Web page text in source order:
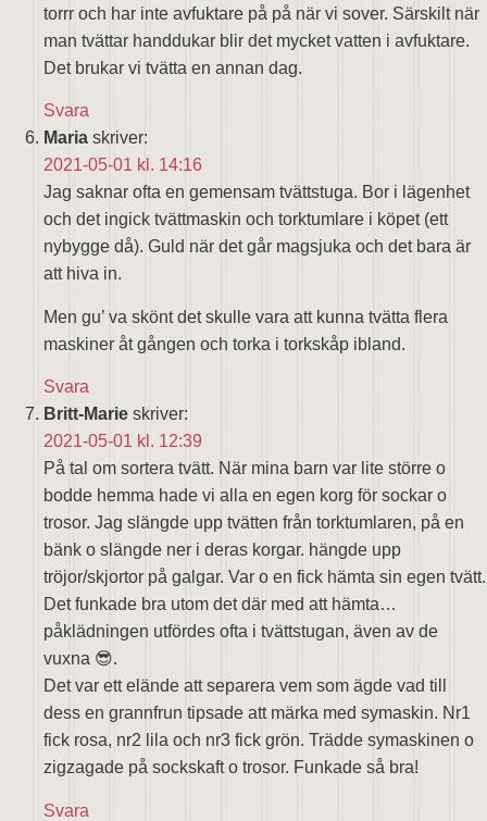
torrr och har inte avfuktare på på när vi sover. Särskilt när
man tvättar handdukar blir det mycket vatten i avfuktare.
Det brukar vi tvätta en annan dag.
Svara
Maria skriver:
2021-05-01 kl. 14:16
Jag saknar ofta en gemensam tvättstuga. Bor i lägenhet
och det ingick tvättmaskin och torktumlare i köpet (ett
nybygge då). Guld när det går magsjuka och det bara är
att hiva in.
Men gu’ va skönt det skulle vara att kunna tvätta flera
maskiner åt gången och torka i torkskåp ibland.
Svara
Britt-Marie skriver:
2021-05-01 kl. 12:39
På tal om sortera tvätt. När mina barn var lite större o
bodde hemma hade vi alla en egen korg för sockar o
trosor. Jag slängde upp tvätten från torktumlaren, på en
bänk o slängde ner i deras korgar. hängde upp
tröjor/skjortor på galgar. Var o en fick hämta sin egen tvätt.
Det funkade bra utom det där med att hämta…
påklädningen utfördes ofta i tvättstugan, även av de
vuxna 😎.
Det var ett elände att separera vem som ägde vad till
dess en grannfrun tipsade att märka med symaskin. Nr1
fick rosa, nr2 lila och nr3 fick grön. Trädde symaskinen o
zigzagade på sockskaft o trosor. Funkade så bra!
Svara